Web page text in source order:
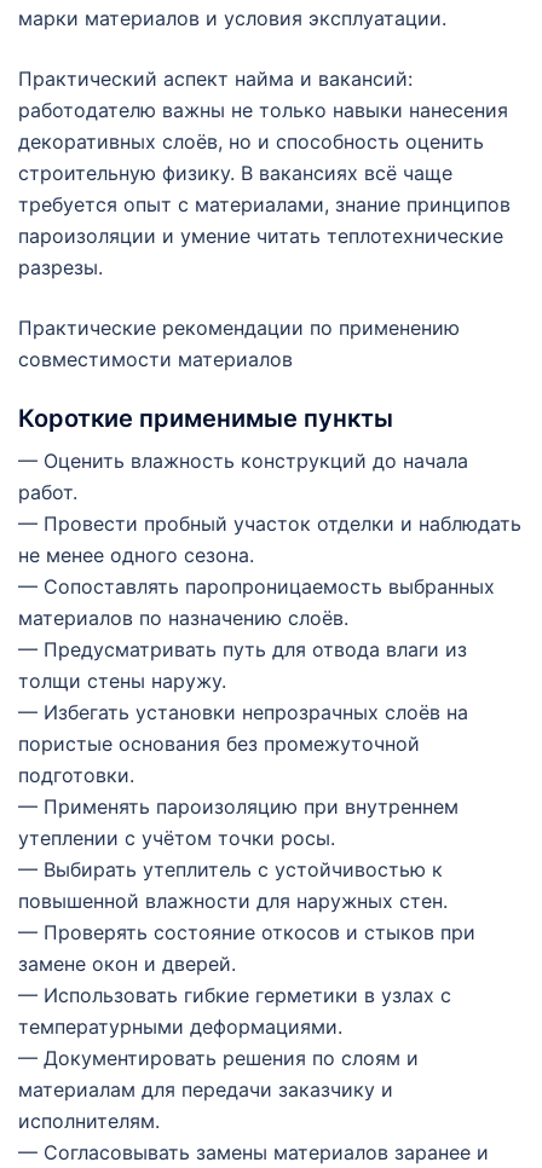
марки материалов и условия эксплуатации.
Практический аспект найма и вакансий:
работодателю важны не только навыки нанесения
декоративных слоёв, но и способность оценить
строительную физику. В вакансиях всё чаще
требуется опыт с материалами, знание принципов
пароизоляции и умение читать теплотехнические
разрезы.
Практические рекомендации по применению
совместимости материалов
Короткие применимые пункты
— Оценить влажность конструкций до начала
работ.
— Провести пробный участок отделки и наблюдать
не менее одного сезона.
— Сопоставлять паропроницаемость выбранных
материалов по назначению слоёв.
— Предусматривать путь для отвода влаги из
толщи стены наружу.
— Избегать установки непрозрачных слоёв на
пористые основания без промежуточной
подготовки.
— Применять пароизоляцию при внутреннем
утеплении с учётом точки росы.
— Выбирать утеплитель с устойчивостью к
повышенной влажности для наружных стен.
— Проверять состояние откосов и стыков при
замене окон и дверей.
— Использовать гибкие герметики в узлах с
температурными деформациями.
— Документировать решения по слоям и
материалам для передачи заказчику и
исполнителям.
— Согласовывать замены материалов заранее и